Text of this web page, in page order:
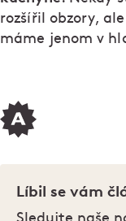
rozšířil obzory,
máme jenom v
Líbil se vám
Sledujte naše